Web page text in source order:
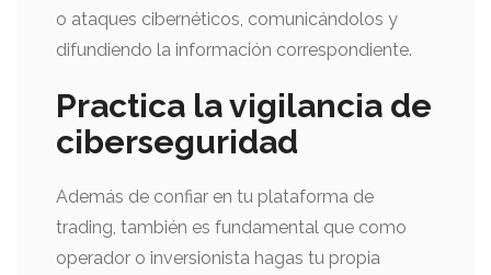
o ataques cibernéticos, comunicándolos y
difundiendo la información correspondiente.
Practica la vigilancia de
ciberseguridad
Además de confiar en tu plataforma de
trading, también es fundamental que como
operador o inversionista hagas tu propia